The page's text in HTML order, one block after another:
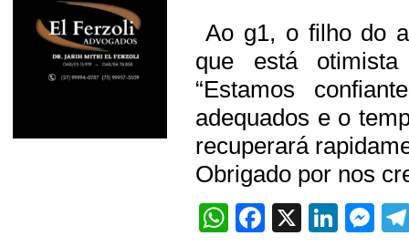
Ao g1, o filho do
que está
“Estamos
adequados e o
recuperará
Obrigado por nos
WhatsApp
Facebook
X